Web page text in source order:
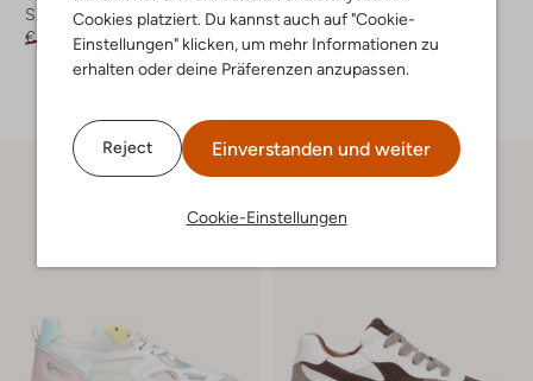
Cookies platziert. Du kannst auch auf "Cookie-
Einstellungen" klicken, um mehr Informationen zu
erhalten oder deine Präferenzen anzupassen.
Reject Einverstanden und weiter
Cookie-Einstellungen
Sneaker Low
€ 89,95 € 35,99
Sneaker Low
€ 79,95 € 39,99
+ mehr farben